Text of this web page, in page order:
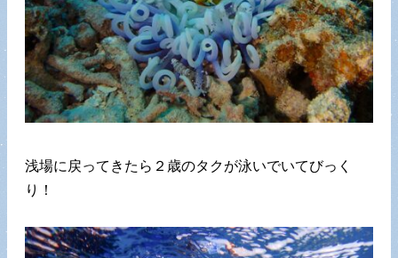
浅場に戻ってきたら２歳のタクが泳いでいてびっく
り！